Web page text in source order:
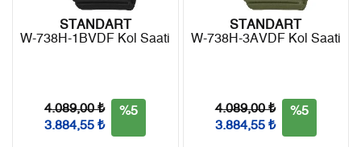
Taksit Taksit Tutarı Toplam Tutar
STANDART
W-738H-1BVDF Kol Saati
4.089,00 ₺
3.884,55 ₺
%5
STANDART
W-738H-3AVDF Kol Saati
4.089,00 ₺
3.884,55 ₺
%5